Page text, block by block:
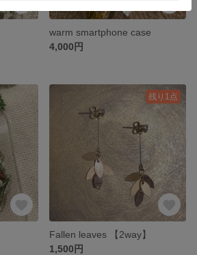
warm smartphone case
4,000円
残り1点
Fallen leaves 【2way】
1,500円